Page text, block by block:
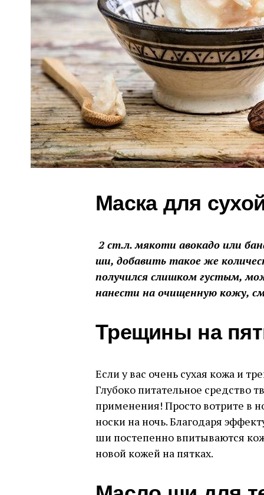
Маска для
2 ст.л. мякоти авокадо или
ши, добавить такое же
получился слишком густым,
нанести на очищенную кожу,
Трещины на
Если у вас очень сухая кожа и
Глубоко питательное средство
применения! Просто вотрите в
носки на ночь. Благодаря
ши постепенно впитываются
новой кожей на пятках.